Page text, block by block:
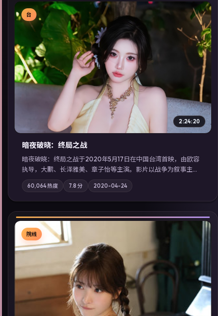
▶
台
2:24:20
暗夜破晓：终局之战
暗夜破晓：终局之战于2020年5月17日在中国台湾首映，由欧容
执导，大鹏、长泽雅美、章子怡等主演。影片以战争为叙事主
轴，城市霓虹背后，有人用规则改写命运；摄影与配乐强化地域
气质；站内亦可通过「国产免费观看高清电视剧在线看」延展检
索同类型高分佳作，畅享高清在线追剧体验。
60,064热度 7.8 分 2020-04-24
院线